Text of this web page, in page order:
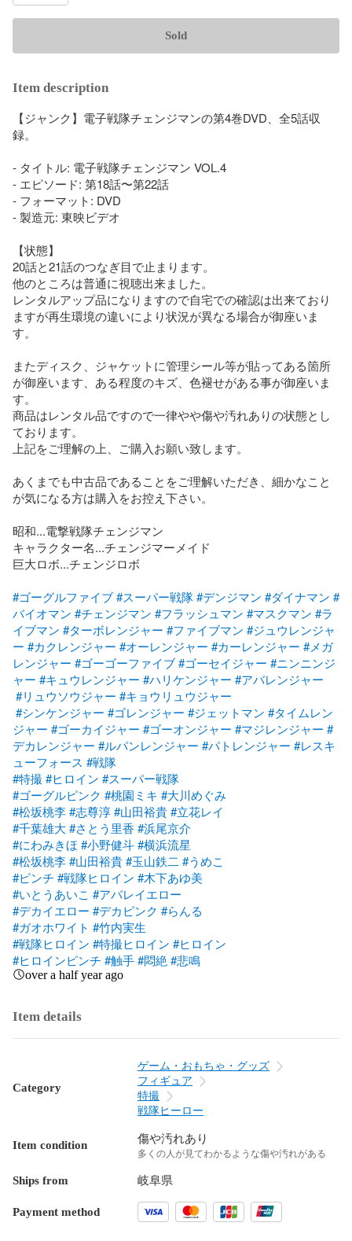
Sold
Item description
【ジャンク】電子戦隊チェンジマンの第4巻DVD、全5話収
録。
- タイトル: 電子戦隊チェンジマン VOL.4
- エピソード: 第18話〜第22話
- フォーマット: DVD
- 製造元: 東映ビデオ
【状態】
20話と21話のつなぎ目で止まります。
他のところは普通に視聴出来ました。
レンタルアップ品になりますので自宅での確認は出来ており
ますが再生環境の違いにより状況が異なる場合が御座いま
す。
またディスク、ジャケットに管理シール等が貼ってある箇所
が御座います、ある程度のキズ、色褪せがある事が御座いま
す。
商品はレンタル品ですので一律やや傷や汚れありの状態とし
ております。
上記をご理解の上、ご購入お願い致します。
あくまでも中古品であることをご理解いただき、細かなこと
が気になる方は購入をお控え下さい。
昭和...電撃戦隊チェンジマン
キャラクター名...チェンジマーメイド
巨大ロボ...チェンジロボ
#ゴーグルファイブ#スーパー戦隊#デンジマン #ダイナマン #
バイオマン #チェンジマン #フラッシュマン #マスクマン #ラ
イブマン #ターボレンジャー #ファイブマン #ジュウレンジャ
ー #カクレンジャー #オーレンジャー #カーレンジャー #メガ
レンジャー #ゴーゴーファイブ#ゴーセイジャー #ニンニンジ
ャー #キュウレンジャー #ハリケンジャー #アバレンジャー
#リュウソウジャー #キョウリュウジャー
#シンケンジャー #ゴレンジャー #ジェットマン #タイムレン
ジャー #ゴーカイジャー #ゴーオンジャー #マジレンジャー #
デカレンジャー #ルパンレンジャー #パトレンジャー #レスキ
ューフォース #戦隊
#特撮#ヒロイン #スーパー戦隊
#ゴーグルピンク #桃園ミキ #大川めぐみ
#松坂桃李#志尊淳#山田裕貴#立花レイ
#千葉雄大#さとう里香 #浜尾京介
#にわみきほ #小野健斗#横浜流星
#松坂桃李#山田裕貴#玉山鉄二 #うめこ
#ピンチ #戦隊ヒロイン #木下あゆ美
#いとうあいこ #アバレイエロー
#デカイエロー #デカピンク #らんる
#ガオホワイト #竹内実生
#戦隊ヒロイン #特撮ヒロイン #ヒロイン
#ヒロインピンチ #触手#悶絶 #悲鳴
over a half year ago
Item details
Category
ゲーム・おもちゃ・グッズ
フィギュア
特撮
戦隊ヒーロー
Item condition 傷や汚れあり
多くの人が見てわかるような傷や汚れがある
Ships from 岐阜県
Payment method